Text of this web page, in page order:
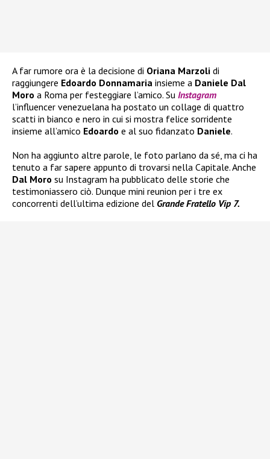
A far rumore ora è la decisione di Oriana Marzoli di
raggiungere Edoardo Donnamaria insieme a Daniele Dal
Moro a Roma per festeggiare l’amico. Su Instagram
l’influencer venezuelana ha postato un collage di quattro
scatti in bianco e nero in cui si mostra felice sorridente
insieme all’amico Edoardo e al suo fidanzato Daniele.
Non ha aggiunto altre parole, le foto parlano da sé, ma ci ha
tenuto a far sapere appunto di trovarsi nella Capitale. Anche
Dal Moro su Instagram ha pubblicato delle storie che
testimoniassero ciò. Dunque mini reunion per i tre ex
concorrenti dell’ultima edizione del Grande Fratello Vip 7.